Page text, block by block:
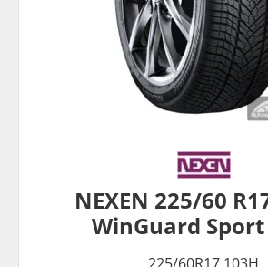
NEXEN 225/60
WinGuard Sport